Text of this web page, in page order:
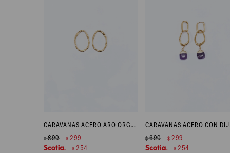
CARAVANAS ACERO ARO ORGÁNICO - DORADO
$690 $ 299
$ 254
$690 $ 299
$ 254